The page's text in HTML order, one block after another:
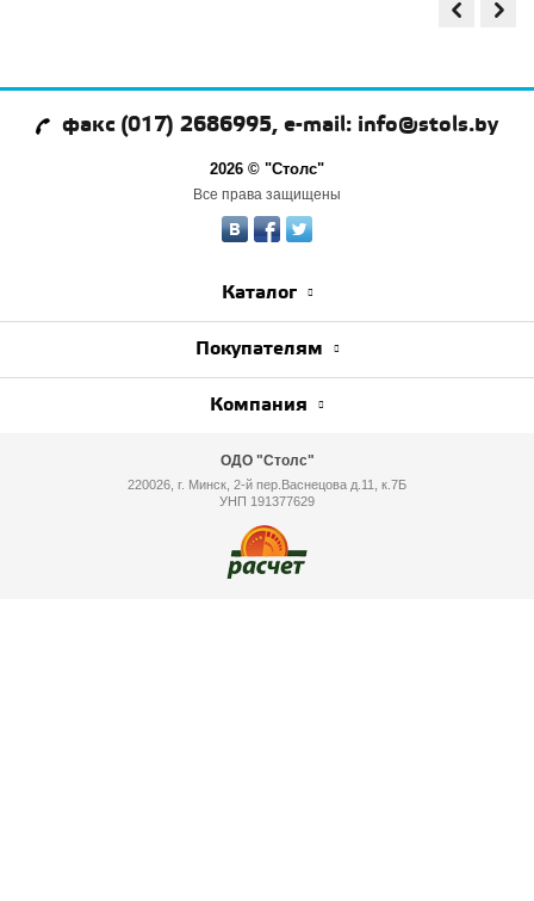
факс (017) 2686995, e-mail: info@stols.by
2026 © "Столс"
Все права защищены
Каталог
Покупателям
Компания
ОДО "Столс"
220026, г. Минск, 2-й пер.Васнецова д.11, к.7Б
УНП 191377629